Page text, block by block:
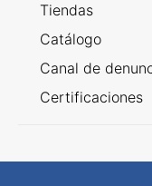
Tiendas
Catálogo
Canal de
Certificaciones